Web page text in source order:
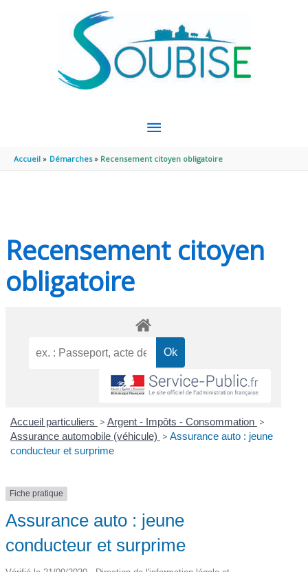
MENU
PRINCIPAL
Accueil Démarches Recensement citoyen obligatoire
Recensement citoyen
obligatoire
Accueil particuliers > Argent - Impôts - Consommation >
Assurance automobile (véhicule) > Assurance auto : jeune
conducteur et surprime
Fiche pratique
Assurance auto : jeune
conducteur et surprime